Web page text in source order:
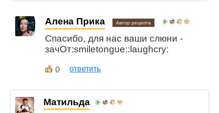
Алена Прика Автор рецепта
Спасибо, для нас ваши слюни -
зачОт:smiletongue::laughcry:
0 ответить
Матильда